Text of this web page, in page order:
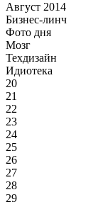
Август 2014
Бизнес-линч
Фото дня
Мозг
Техдизайн
Идиотека
20
21
22
23
24
25
26
27
28
29